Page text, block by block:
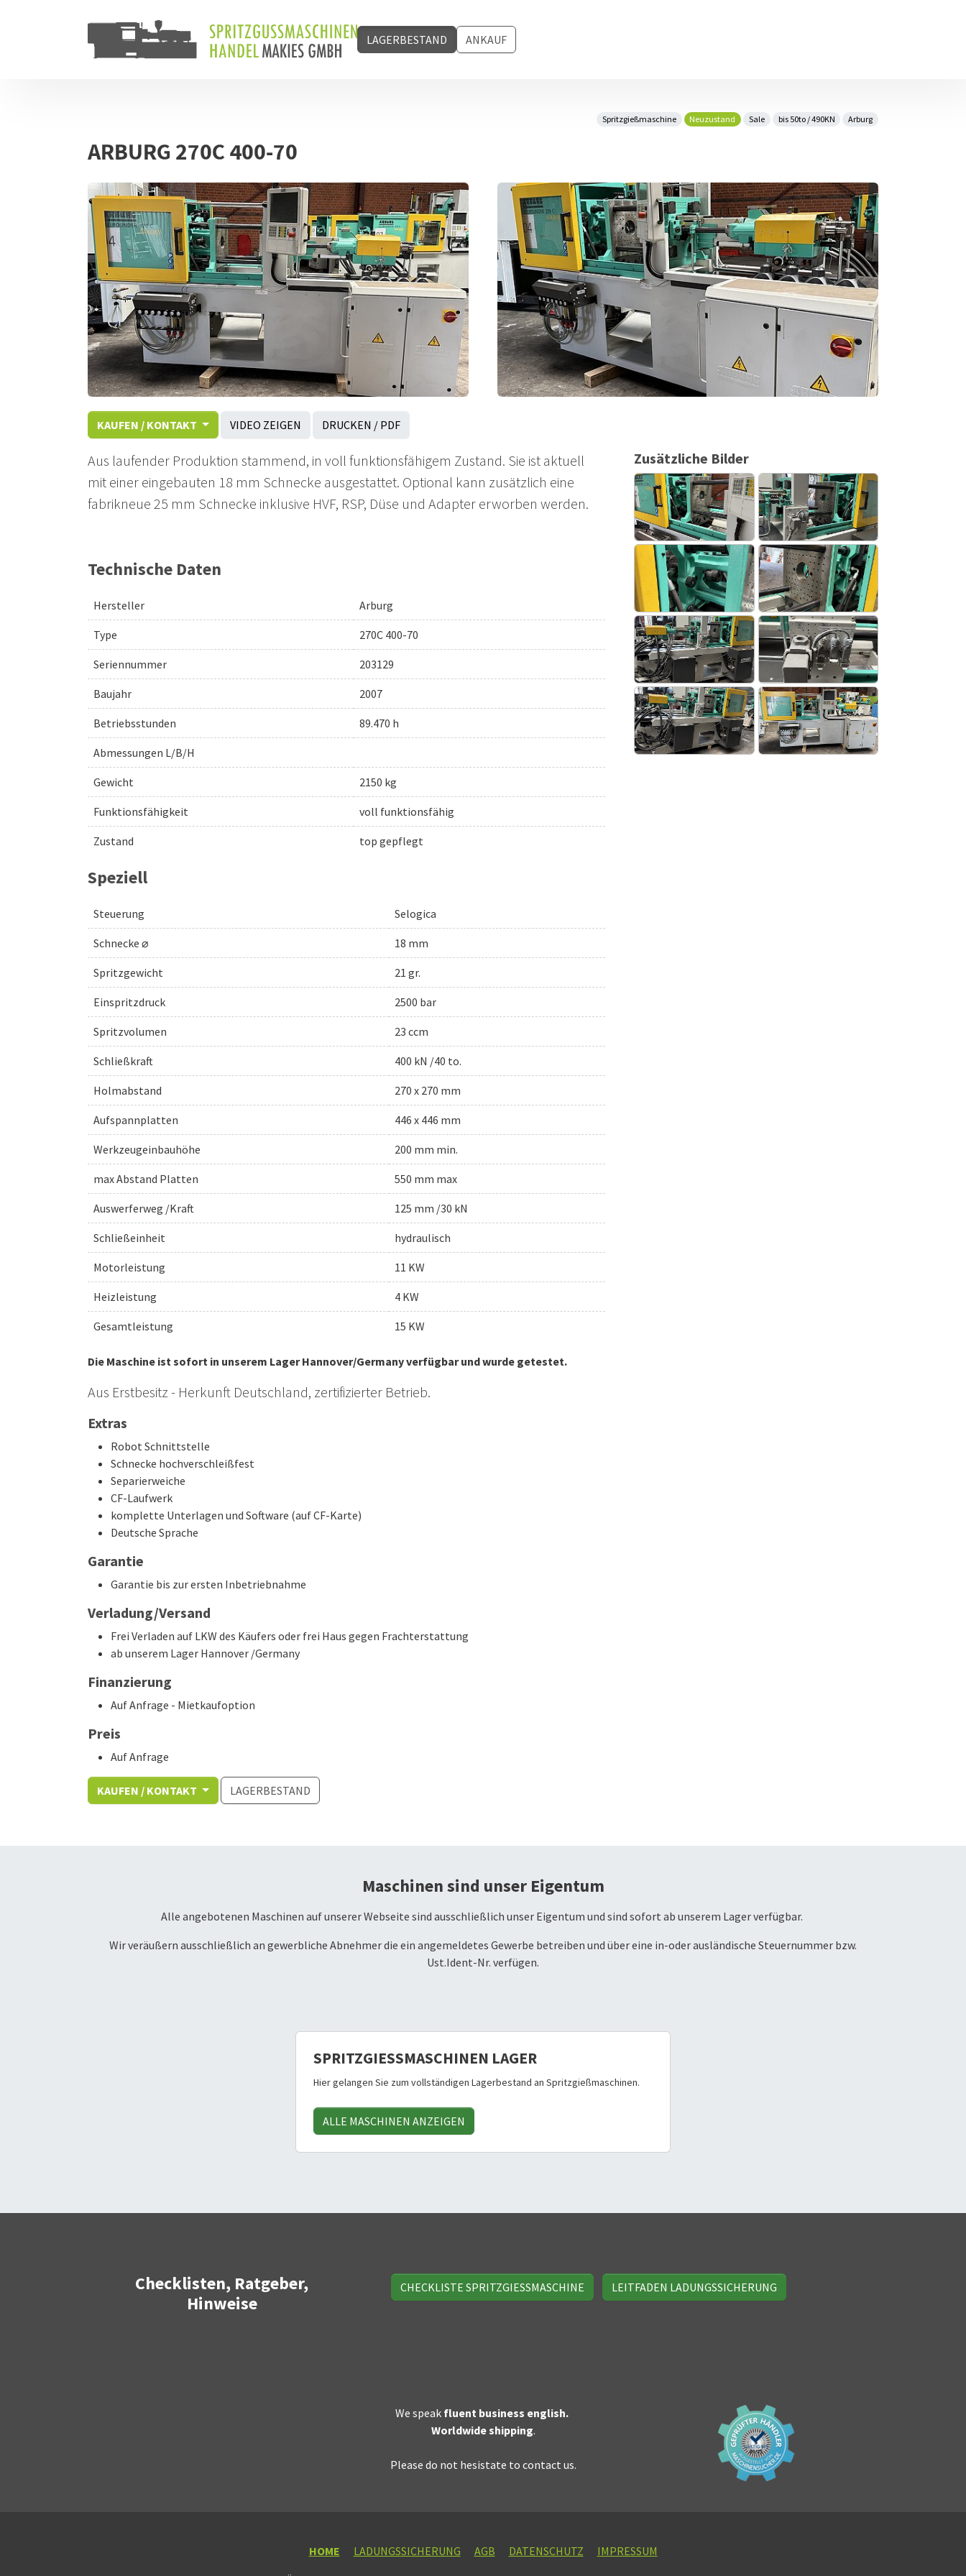
LAGERBESTAND(CURRENT)
ANKAUF
Spritzgießmaschine Neuzustand Sale bis 50to / 490KN Arburg
ARBURG 270C 400-70
KAUFEN / KONTAKT VIDEO ZEIGEN DRUCKEN / PDF
Aus laufender Produktion stammend, in voll funktionsfähigem Zustand. Sie ist aktuell
mit einer eingebauten 18 mm Schnecke ausgestattet. Optional kann zusätzlich eine
fabrikneue 25 mm Schnecke inklusive HVF, RSP, Düse und Adapter erworben werden.
Technische Daten
Hersteller Arburg
Type 270C 400-70
Seriennummer 203129
Baujahr 2007
Betriebsstunden 89.470 h
Abmessungen L/B/H
Gewicht 2150 kg
Funktionsfähigkeit voll funktionsfähig
Zustand top gepflegt
Speziell
Steuerung Selogica
Schnecke ⌀ 18 mm
Spritzgewicht 21 gr.
Einspritzdruck 2500 bar
Spritzvolumen 23 ccm
Schließkraft 400 kN /40 to.
Holmabstand 270 x 270 mm
Aufspannplatten 446 x 446 mm
Werkzeugeinbauhöhe 200 mm min.
max Abstand Platten 550 mm max
Auswerferweg /Kraft 125 mm /30 kN
Schließeinheit hydraulisch
Motorleistung 11 KW
Heizleistung 4 KW
Gesamtleistung 15 KW
Die Maschine ist sofort in unserem Lager Hannover/Germany verfügbar und wurde getestet.
Aus Erstbesitz - Herkunft Deutschland, zertifizierter Betrieb.
Extras
Robot Schnittstelle
Schnecke hochverschleißfest
Separierweiche
CF-Laufwerk
komplette Unterlagen und Software (auf CF-Karte)
Deutsche Sprache
Garantie
Garantie bis zur ersten Inbetriebnahme
Verladung/Versand
Frei Verladen auf LKW des Käufers oder frei Haus gegen Frachterstattung
ab unserem Lager Hannover /Germany
Finanzierung
Auf Anfrage - Mietkaufoption
Preis
Auf Anfrage
KAUFEN / KONTAKT LAGERBESTAND
Zusätzliche Bilder
Maschinen sind unser Eigentum
Alle angebotenen Maschinen auf unserer Webseite sind ausschließlich unser Eigentum und sind sofort ab unserem Lager verfügbar.
Wir veräußern ausschließlich an gewerbliche Abnehmer die ein angemeldetes Gewerbe betreiben und über eine in-oder ausländische Steuernummer bzw.
Ust.Ident-Nr. verfügen.
SPRITZGIESSMASCHINEN LAGER
Hier gelangen Sie zum vollständigen Lagerbestand an Spritzgießmaschinen.
ALLE MASCHINEN ANZEIGEN
Checklisten, Ratgeber,
Hinweise
CHECKLISTE SPRITZGIESSMASCHINE LEITFADEN LADUNGSSICHERUNG
We speak fluent business english.
Worldwide shipping.
Please do not hesistate to contact us.
HOME LADUNGSSICHERUNG AGB DATENSCHUTZ
IMPRESSUM